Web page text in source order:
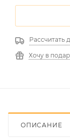
Рассчитать
Хочу в
ОПИСАНИЕ